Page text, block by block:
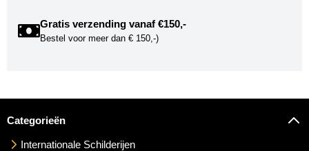
Gratis verzending vanaf €150,-
Bestel voor meer dan € 150,-)
Categorieën
Internationale Schilderijen